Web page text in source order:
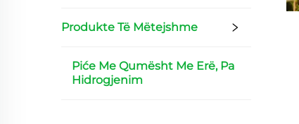
Produkte Të Mëtejshme
Piće Me Qumësht Me Erë, Pa
Hidrogjenim